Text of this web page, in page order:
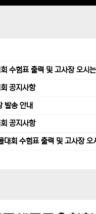
수험표 출력 및 고사장 오시
공지사항
발송 안내
공지사항
회 수험표 출력 및 고사장 오